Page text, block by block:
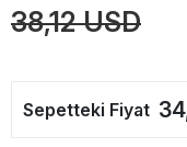
38,12 USD
Sepetteki Fiyat